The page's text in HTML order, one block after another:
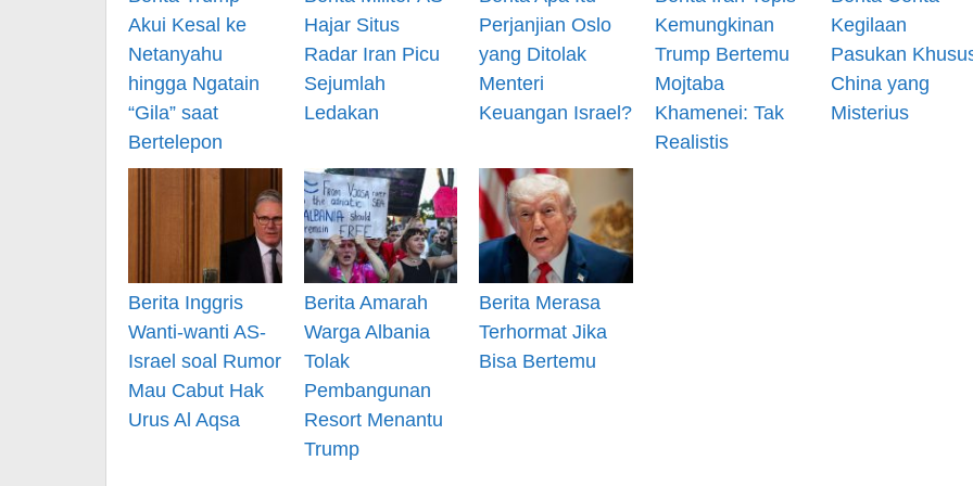
Akui Kesal ke
Netanyahu
hingga Ngatain
“Gila” saat
Bertelepon
Hajar Situs
Radar Iran Picu
Sejumlah
Ledakan
Perjanjian Oslo
yang Ditolak
Menteri
Keuangan Israel?
Kemungkinan
Trump Bertemu
Mojtaba
Khamenei: Tak
Realistis
Kegilaan
Pasukan
China yang
Misterius
Berita Inggris
Wanti-wanti AS-
Israel soal Rumor
Mau Cabut Hak
Urus Al Aqsa
Berita Amarah
Warga Albania
Tolak
Pembangunan
Resort Menantu
Trump
Berita Merasa
Terhormat Jika
Bisa Bertemu